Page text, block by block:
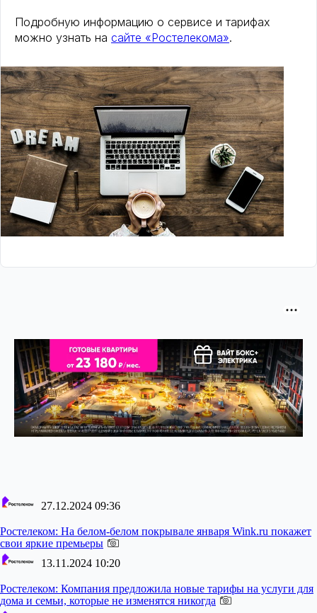
Подробную информацию о сервисе и тарифах
можно узнать на сайте «Ростелекома».
27.12.2024 09:36
Ростелеком: На белом-белом покрывале января Wink.ru покажет
свои яркие премьеры
13.11.2024 10:20
Ростелеком: Компания предложила новые тарифы на услуги для
дома и семьи, которые не изменятся никогда